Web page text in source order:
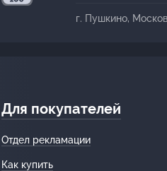
г. Пушкино,
Для покупателей
Отдел рекламации
Как купить